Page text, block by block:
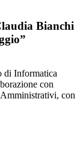
Bianchi
di Informatica
con
con